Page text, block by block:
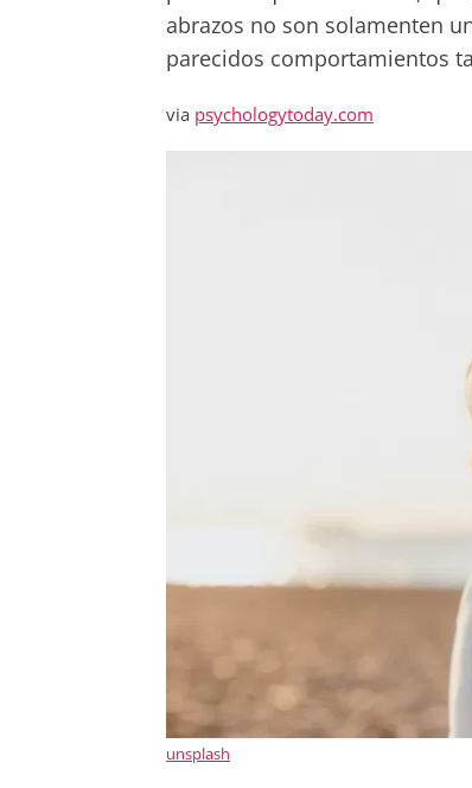
abrazos no son solamenten
parecidos comportamientos
via psychologytoday.com
unsplash